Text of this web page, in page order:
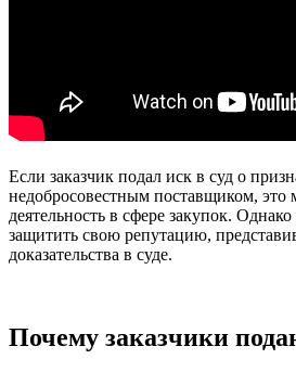
Если заказчик подал иск в суд о
недобросовестным поставщиком, это
деятельность в сфере закупок. Однако
защитить свою репутацию,
доказательства в суде.
Почему заказчики